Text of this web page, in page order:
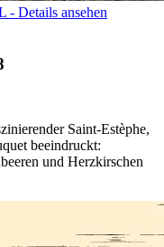
- Details ansehen
Saint-Estèphe,
beeindruckt:
und Herzkirschen